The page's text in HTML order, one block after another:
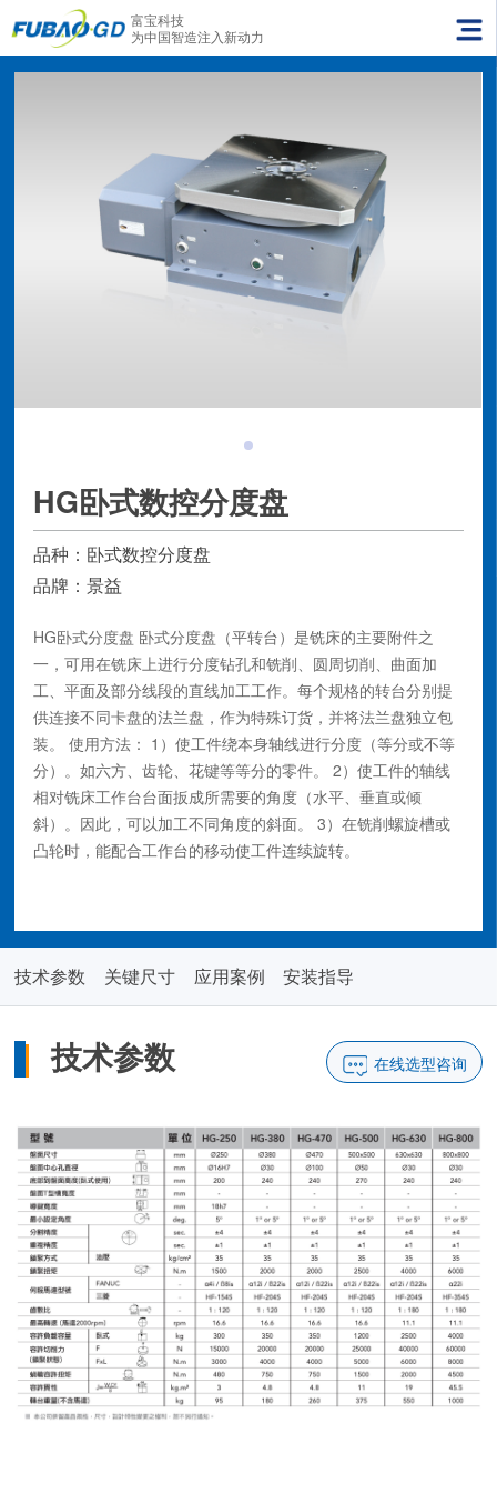
富宝科技
为中国智造注入新动力
HG卧式数控分度盘
品种：卧式数控分度盘
品牌：景益
HG卧式分度盘 卧式分度盘（平转台）是铣床的主要附件之
一，可用在铣床上进行分度钻孔和铣削、圆周切削、曲面加
工、平面及部分线段的直线加工工作。每个规格的转台分别提
供连接不同卡盘的法兰盘，作为特殊订货，并将法兰盘独立包
装。 使用方法： 1）使工件绕本身轴线进行分度（等分或不等
分）。如六方、齿轮、花键等等分的零件。 2）使工件的轴线
相对铣床工作台台面扳成所需要的角度（水平、垂直或倾
斜）。因此，可以加工不同角度的斜面。 3）在铣削螺旋槽或
凸轮时，能配合工作台的移动使工件连续旋转。
技术参数 关键尺寸 应用案例 安装指导
技术参数 在线选型咨询